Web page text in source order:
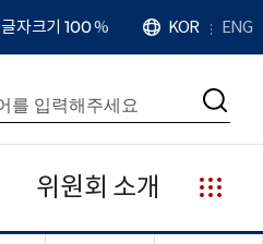
확
대
치
글자크기 100%
언
어
KOR ENG
검
위원회 소개
누
리